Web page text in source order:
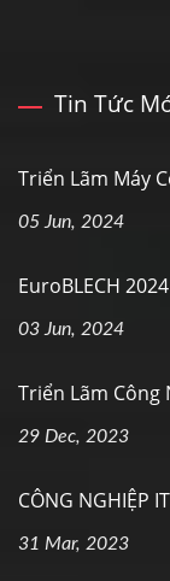
Tin Tức
Triển Lãm Máy
05 Jun, 2024
EuroBLECH 2024
03 Jun, 2024
Triển Lãm Công
29 Dec, 2023
CÔNG NGHIỆP
31 Mar, 2023